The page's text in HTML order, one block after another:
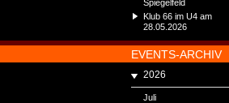
Spiegelfeld
Klub 66 im U4 am
28.05.2026
EVENTS-ARCHIV
2026
Juli